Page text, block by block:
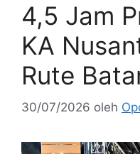
4,5 Jam
KA
Rute
30/07/2026 oleh